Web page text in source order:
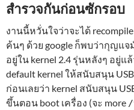
สำรวจกันก่อนซักรอบ
งานนี้หวั่นใจว่าจะได้
ค้นๆ ด้วย google ก็พบว่ากุญแจ
อยู่ใน kernel 2.4 รุ่นหลังๆ อยู่แ
default kernel ให้สนับสนุน
ก่อนเลยว่า kernel สนับสนุน
ขึ้นตอน boot เครื่อง (จะ more /